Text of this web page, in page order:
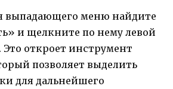
выпадающего меню найдите
и щелкните по нему левой
откроет инструмент
позволяет выделить
для дальнейшего